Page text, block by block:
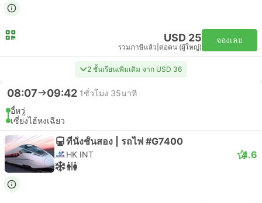
USD 25
รวมภาษีแล้ว ต่อคน (ผู้ใหญ่)
จองเลย
2 ชั้นเรียนเพิ่มเติม จาก USD 36
08:07 09:42 1ชั่วโมง 35นาที
อี้หวู่
เซี่ยงไฮ้หงเฉียว
ที่นั่งชั้นสอง | รถไฟ #G7400
HK INT 4.6